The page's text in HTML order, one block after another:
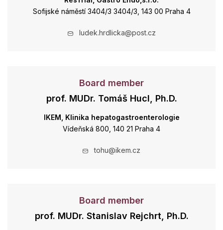
Sofijské náměstí 3404/3 3404/3, 143 00 Praha 4
ludek.hrdlicka@post.cz
Board member
prof. MUDr. Tomáš Hucl, Ph.D.
IKEM, Klinika hepatogastroenterologie
Vídeňská 800, 140 21 Praha 4
tohu@ikem.cz
Board member
prof. MUDr. Stanislav Rejchrt, Ph.D.